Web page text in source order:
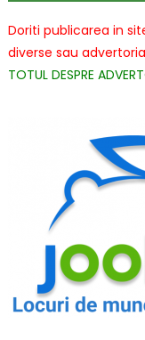
Doriti publicarea in
diverse sau
TOTUL DESPRE